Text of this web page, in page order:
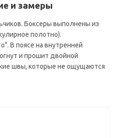
и замеры
Боксеры выполнены из
полотно).
В поясе на внутренней
и прошит двойной
швы, которые не ощущаются